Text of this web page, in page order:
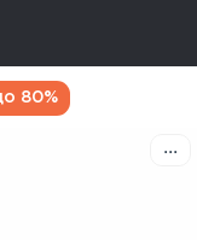
80%